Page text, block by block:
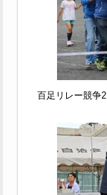
百足リレー競争2